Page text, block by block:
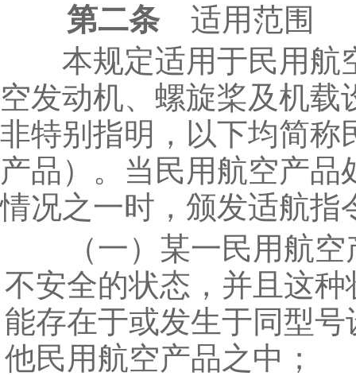
第二条适用范围
本规定适用于民用航
空发动机、螺旋桨及机载
非特别指明，以下均简称
产品）。当民用航空产品
情况之一时，颁发适航指
（一）某一民用航空
不安全的状态，并且这种
能存在于或发生于同型号
他民用航空产品之中；